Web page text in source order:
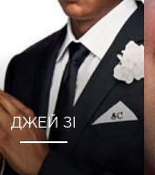
ДЖЕЙ ЗІ